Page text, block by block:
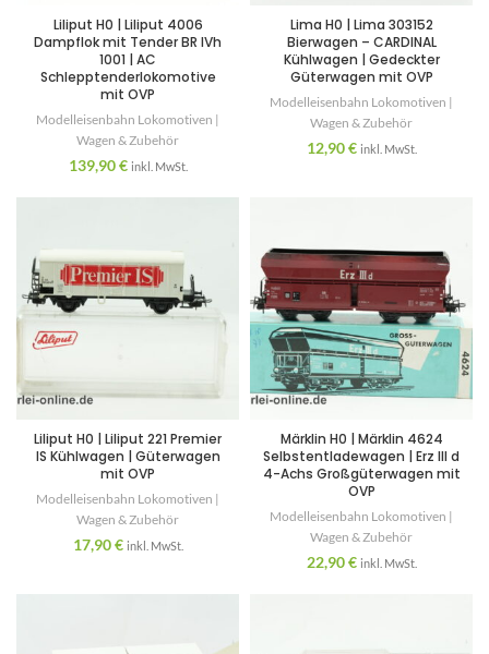
Liliput H0 | Liliput 4006
Dampflok mit Tender BR IVh
1001 | AC
Schlepptenderlokomotive
mit OVP
Modelleisenbahn Lokomotiven |
Wagen & Zubehör
139,90€ inkl. MwSt.
Lima H0 | Lima 303152
Bierwagen – CARDINAL
Kühlwagen | Gedeckter
Güterwagen mit OVP
Modelleisenbahn Lokomotiven |
Wagen & Zubehör
12,90€ inkl. MwSt.
Liliput H0 | Liliput 221 Premier
IS Kühlwagen | Güterwagen
mit OVP
Modelleisenbahn Lokomotiven |
Wagen & Zubehör
17,90€ inkl. MwSt.
Märklin H0 | Märklin 4624
Selbstentladewagen | Erz III d
4-Achs Großgüterwagen mit
OVP
Modelleisenbahn Lokomotiven |
Wagen & Zubehör
22,90€ inkl. MwSt.